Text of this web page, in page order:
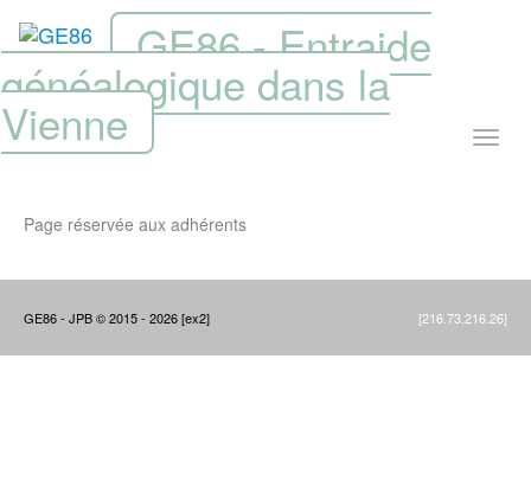
GE86 - Entraide
généalogique dans la
Vienne
Page réservée aux adhérents
GE86 - JPB © 2015 - 2026 [ex2] [216.73.216.26]